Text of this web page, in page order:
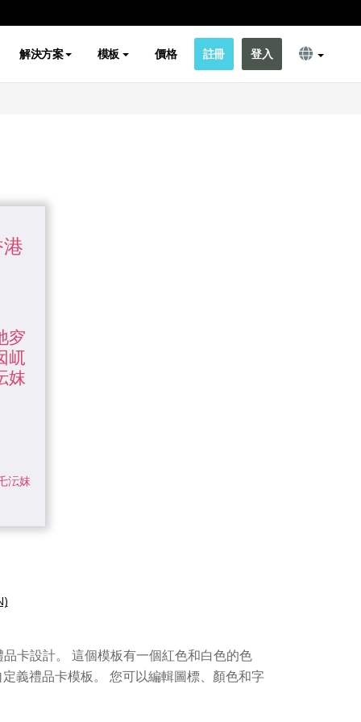
解決方案 模板 價格 註冊 登入
卡設計。 這個模板有一個紅色和白色的色
義禮品卡模板。 您可以編輯圖標、顏色和字